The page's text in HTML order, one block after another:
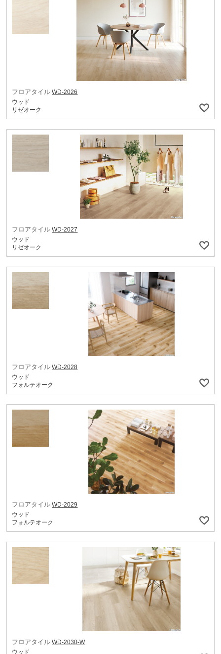
フロアタイル WD-2026
ウッド
リゼオーク
フロアタイル WD-2027
ウッド
リゼオーク
フロアタイル WD-2028
ウッド
フォルテオーク
フロアタイル WD-2029
ウッド
フォルテオーク
フロアタイル WD-2030-W
ウッド